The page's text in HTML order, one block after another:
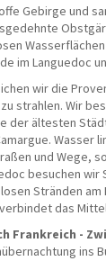
Historie
Fundsachen
Gebirge und
im Languedoc
wir die
strahlen. Wir
der ältesten
Wasser
und Wege,
besuchen
Stränden am
das
Frankreich -
ins